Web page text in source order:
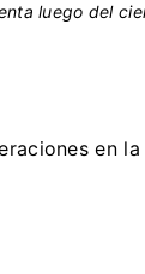
luego del
en